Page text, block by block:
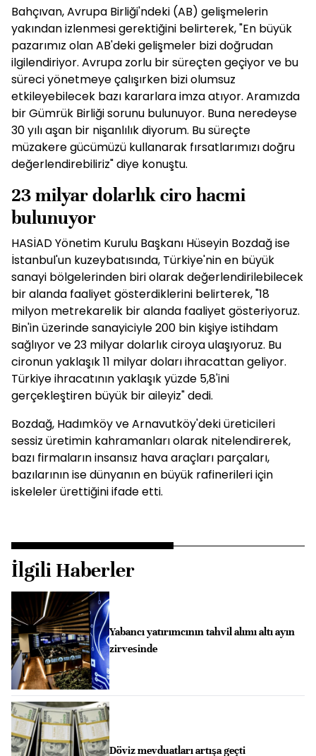
Bahçıvan, Avrupa Birliği'ndeki (AB) gelişmelerin
yakından izlenmesi gerektiğini belirterek, "En büyük
pazarımız olan AB'deki gelişmeler bizi doğrudan
ilgilendiriyor. Avrupa zorlu bir süreçten geçiyor ve bu
süreci yönetmeye çalışırken bizi olumsuz
etkileyebilecek bazı kararlara imza atıyor. Aramızda
bir Gümrük Birliği sorunu bulunuyor. Buna neredeyse
30 yılı aşan bir nişanlılık diyorum. Bu süreçte
müzakere gücümüzü kullanarak fırsatlarımızı doğru
değerlendirebiliriz" diye konuştu.
23 milyar dolarlık ciro hacmi
bulunuyor
HASİAD Yönetim Kurulu Başkanı Hüseyin Bozdağ ise
İstanbul'un kuzeybatısında, Türkiye'nin en büyük
sanayi bölgelerinden biri olarak değerlendirilebilecek
bir alanda faaliyet gösterdiklerini belirterek, "18
milyon metrekarelik bir alanda faaliyet gösteriyoruz.
Bin'in üzerinde sanayiciyle 200 bin kişiye istihdam
sağlıyor ve 23 milyar dolarlık ciroya ulaşıyoruz. Bu
cironun yaklaşık 11 milyar doları ihracattan geliyor.
Türkiye ihracatının yaklaşık yüzde 5,8'ini
gerçekleştiren büyük bir aileyiz" dedi.
Bozdağ, Hadımköy ve Arnavutköy'deki üreticileri
sessiz üretimin kahramanları olarak nitelendirerek,
bazı firmaların insansız hava araçları parçaları,
bazılarının ise dünyanın en büyük rafinerileri için
iskeleler ürettiğini ifade etti.
İlgili Haberler
Yabancı yatırımcının tahvil alımı altı ayın
zirvesinde
Döviz mevduatları artışa geçti